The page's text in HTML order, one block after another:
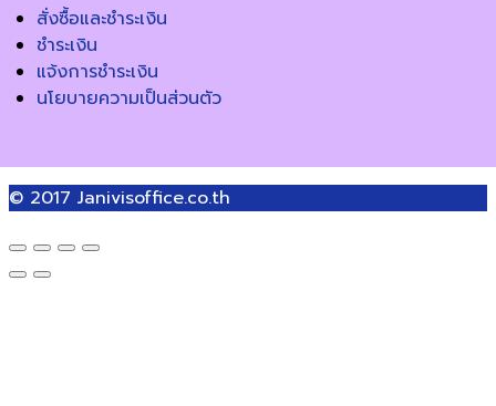
สั่งซื้อและชำระเงิน
ชำระเงิน
แจ้งการชำระเงิน
นโยบายความเป็นส่วนตัว
© 2017 Janivisoffice.co.th